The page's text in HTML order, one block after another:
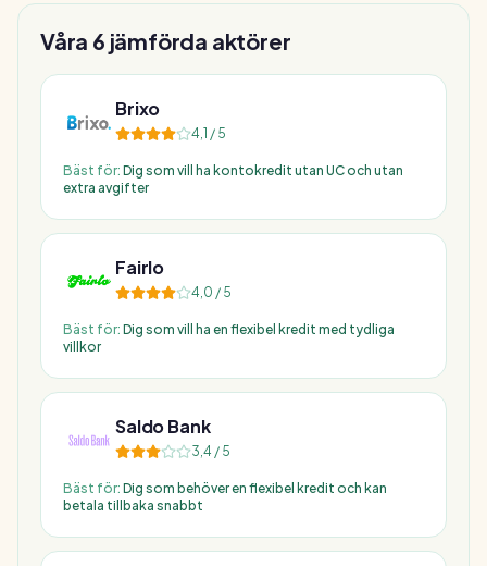
Våra 6 jämförda aktörer
Brixo
4,1 / 5
Bäst för: Dig som vill ha kontokredit utan UC och utan
extra avgifter
Fairlo
4,0 / 5
Bäst för: Dig som vill ha en flexibel kredit med tydliga
villkor
Saldo Bank
3,4 / 5
Bäst för: Dig som behöver en flexibel kredit och kan
betala tillbaka snabbt